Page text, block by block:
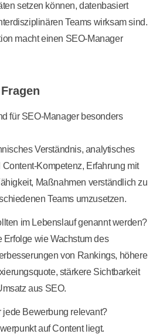
setzen können, datenbasiert
Teams wirksam sind.
macht einen SEO-Manager
für SEO-Manager besonders
Verständnis, analytisches
Kompetenz, Erfahrung mit
Maßnahmen verständlich zu
Teams umzusetzen.
im Lebenslauf genannt werden?
Erfolge wie Wachstum des
von Rankings, höhere
stärkere Sichtbarkeit
aus SEO.
jede Bewerbung relevant?
auf Content liegt.